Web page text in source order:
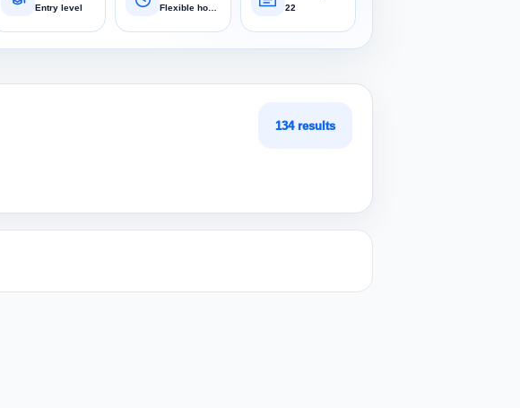
Entry level 22
134 results